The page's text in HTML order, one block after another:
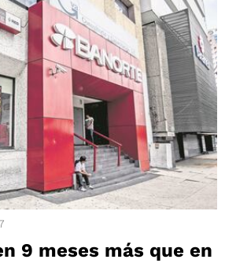
9 meses más que en